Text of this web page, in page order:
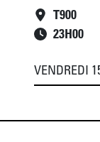
T900
23H00
VENDREDI